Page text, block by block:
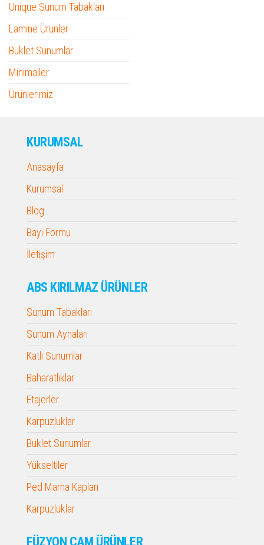
Unique Sunum Tabakları
Lamine Ürünler
Buklet Sunumlar
Minimaller
Ürünlerimiz
KURUMSAL
Anasayfa
Kurumsal
Blog
Bayi Formu
İletişim
ABS KIRILMAZ ÜRÜNLER
Sunum Tabakları
Sunum Aynaları
Katlı Sunumlar
Baharatlıklar
Etajerler
Karpuzluklar
Buklet Sunumlar
Yükseltiler
Ped Mama Kapları
Karpuzluklar
FÜZYON CAM ÜRÜNLER